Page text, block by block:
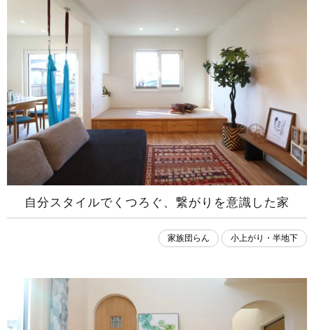
自分スタイルでくつろぐ、繋がりを意識した家
家族団らん 小上がり・半地下